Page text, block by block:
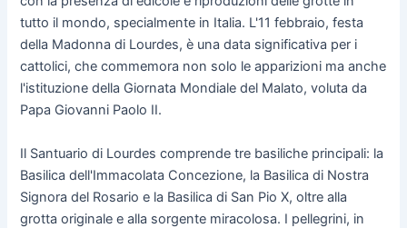
tutto il mondo, specialmente in Italia. L'11 febbraio, festa
della Madonna di Lourdes, è una data significativa per i
cattolici, che commemora non solo le apparizioni ma anche
l'istituzione della Giornata Mondiale del Malato, voluta da
Papa Giovanni Paolo II.
Il Santuario di Lourdes comprende tre basiliche principali: la
Basilica dell'Immacolata Concezione, la Basilica di Nostra
Signora del Rosario e la Basilica di San Pio X, oltre alla
grotta originale e alla sorgente miracolosa. I pellegrini, in